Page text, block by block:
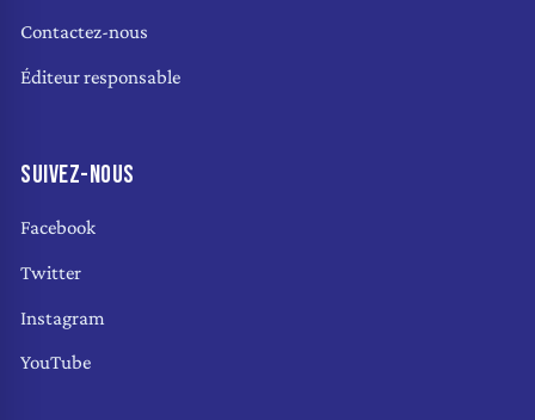
Contactez-nous
Éditeur responsable
SUIVEZ-NOUS
Facebook
Twitter
Instagram
YouTube